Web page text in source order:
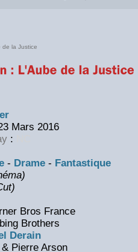
de la Justice
Mars 2016
:
- Drame - Fantastique
Bros France
Brothers
Derain
Pierre Arson